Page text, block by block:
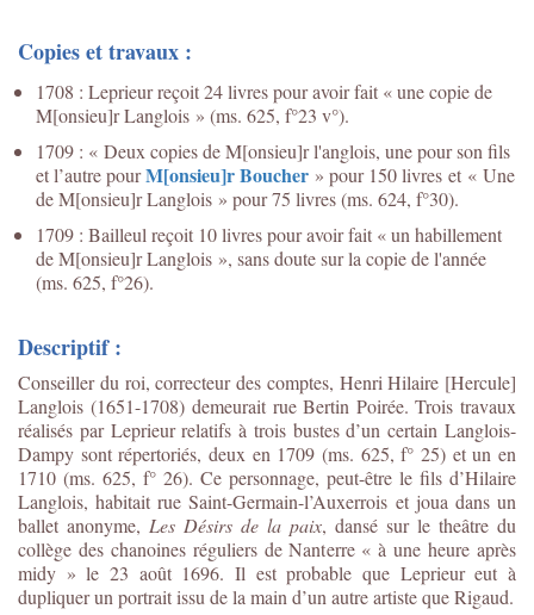
Copies et travaux :
1708 : Leprieur reçoit 24 livres pour avoir fait « une copie de
M[onsieu]r Langlois » (ms. 625, f°23 v°).
1709 : « Deux copies de M[onsieu]r l'anglois, une pour son fils
et l’autre pourM[onsieu]r Boucher » pour 150 livres et « Une
de M[onsieu]r Langlois » pour 75 livres (ms. 624, f°30).
1709 : Bailleul reçoit 10 livres pour avoir fait « un habillement
de M[onsieu]r Langlois », sans doute sur la copie de l'année
(ms. 625, f°26).
Descriptif :
Conseiller du roi, correcteur des comptes, Henri Hilaire [Hercule]
Langlois (1651-1708) demeurait rue Bertin Poirée. Trois travaux
réalisés par Leprieur relatifs à trois bustes d’un certain Langlois-
Dampy sont répertoriés, deux en 1709 (ms. 625, f° 25) et un en
1710 (ms. 625, f° 26). Ce personnage, peut-être le fils d’Hilaire
Langlois, habitait rue Saint-Germain-l’Auxerrois et joua dans un
ballet anonyme, Les Désirs de la paix, dansé sur le theâtre du
collège des chanoines réguliers de Nanterre « à une heure après
midy » le 23 août 1696. Il est probable que Leprieur eut à
dupliquer un portrait issu de la main d’un autre artiste que Rigaud.